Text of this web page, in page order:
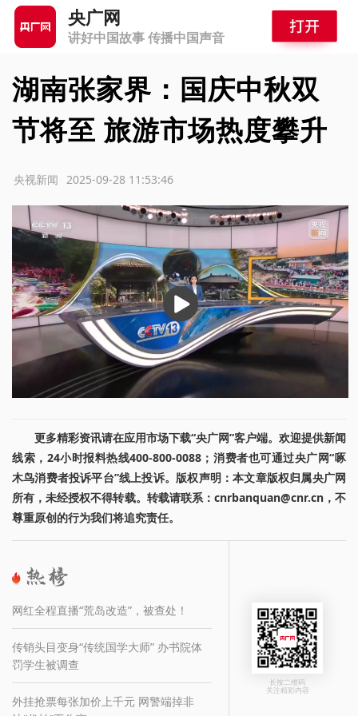
央广网
讲好中国故事 传播中国声音
湖南张家界：国庆中秋双
节将至 旅游市场热度攀升
2025-09-28 11:53:46
央视新闻
播
放
更多精彩资讯请在应用市场下载“央广网”客户端。欢迎提供新闻
线索，24小时报料热线400-800-0088；消费者也可通过央广网“啄
木鸟消费者投诉平台”线上投诉。版权声明：本文章版权归属央广网
所有，未经授权不得转载。转载请联系：cnrbanquan@cnr.cn，不
尊重原创的行为我们将追究责任。
网红全程直播“荒岛改造”，被查处！
传销头目变身“传统国学大师” 办书院体
罚学生被调查
外挂抢票每张加价上千元 网警端掉非
长按二维码
关注精彩内容